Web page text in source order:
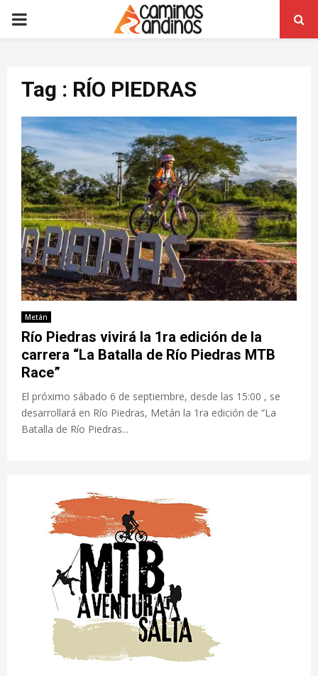
PRIMARY
Tag : RÍO PIEDRAS
Metán
Río Piedras vivirá la 1ra edición de la
carrera “La Batalla de Río Piedras MTB
Race”
El próximo sábado 6 de septiembre, desde las 15:00 , se
desarrollará en Río Piedras, Metán la 1ra edición de “La
Batalla de Río Piedras...